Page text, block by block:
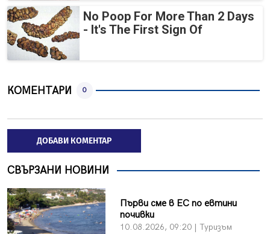
No Poop For More Than 2 Days
- It's The First Sign Of
КОМЕНТАРИ 0
ДОБАВИ КОМЕНТАР
СВЪРЗАНИ НОВИНИ
Първи сме в ЕС по евтини
почивки
10.08.2026, 09:20 | Туризъм